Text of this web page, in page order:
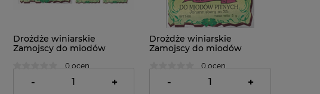
Drożdże winiarskie
Zamojscy do miodów
0 ocen
8,99 zł
- +
Drożdże winiarskie
Zamojscy do miodów
0 ocen
2,35 zł
- +